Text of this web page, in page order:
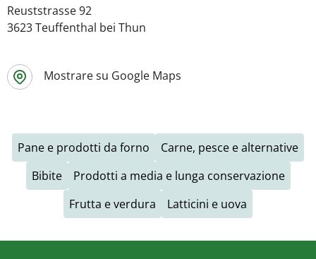
Reuststrasse 92
3623 Teuffenthal bei Thun
Mostrare su Google Maps
Pane e prodotti da forno
Carne, pesce e alternative
Bibite
Prodotti a media e lunga conservazione
Frutta e verdura
Latticini e uova